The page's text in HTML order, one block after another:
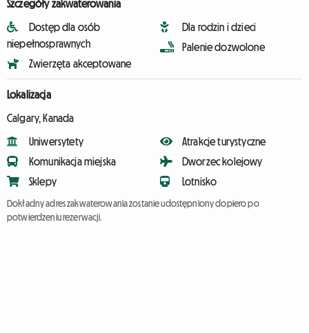
Szczegóły zakwaterowania
Dostęp dla osób
niepełnosprawnych
Zwierzęta akceptowane
Dla rodzin i dzieci
Palenie dozwolone
Lokalizacja
Calgary, Kanada
Uniwersytety
Komunikacja miejska
Sklepy
Atrakcje turystyczne
Dworzec kolejowy
Lotnisko
Dokładny adres zakwaterowania zostanie udostępniony dopiero po
potwierdzeniu rezerwacji.